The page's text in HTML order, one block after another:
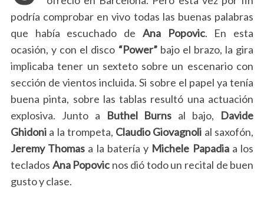
podría comprobar en vivo todas las buenas palabras
que había escuchado de Ana Popovic. En esta
ocasión, y con el disco “Power” bajo el brazo, la gira
implicaba tener un sexteto sobre un escenario con
sección de vientos incluida. Si sobre el papel ya tenía
buena pinta, sobre las tablas resultó una actuación
explosiva. Junto a
Buthel Burns al bajo, Davide
Ghidonia la trompeta, Claudio Giovagnoli al saxofón,
Jeremy Thomas a la batería y Michele Papadiaa los
teclados Ana Popovic nos dió todo un recital de buen
gusto y clase.